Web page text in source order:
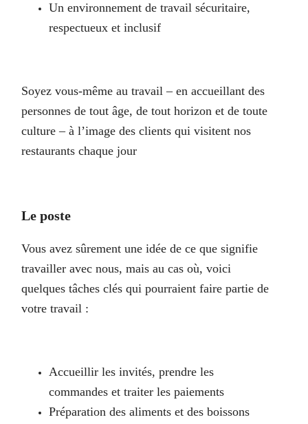
Un environnement de travail sécuritaire,
respectueux et inclusif
Soyez vous-même au travail – en accueillant des
personnes de tout âge, de tout horizon et de toute
culture – à l’image des clients qui visitent nos
restaurants chaque jour
Le poste
Vous avez sûrement une idée de ce que signifie
travailler avec nous, mais au cas où, voici
quelques tâches clés qui pourraient faire partie de
votre travail :
Accueillir les invités, prendre les
commandes et traiter les paiements
Préparation des aliments et des boissons